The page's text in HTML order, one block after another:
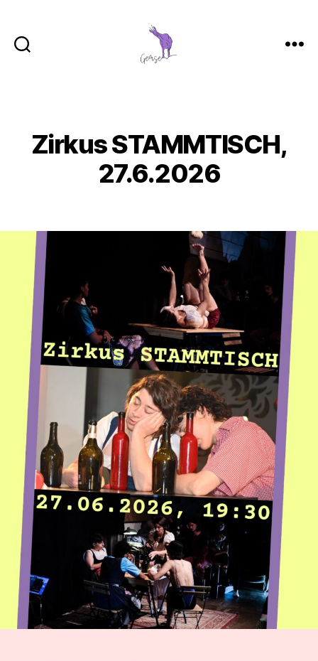
Categories
Zirkus STAMMTISCH,
27.6.2026